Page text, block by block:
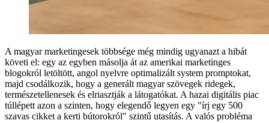
A magyar marketingesek többsége még mindig ugyanazt a hibát
követi el: egy az egyben másolja át az amerikai marketinges
blogokról letöltött, angol nyelvre optimalizált system promptokat,
majd csodálkozik, hogy a generált magyar szövegek ridegek,
természetellenesek és elriasztják a látogatókat. A hazai digitális piac
túllépett azon a szinten, hogy elegendő legyen egy "írj egy 500
szavas cikket a kerti bútorokról" szintű utasítás. A valós probléma